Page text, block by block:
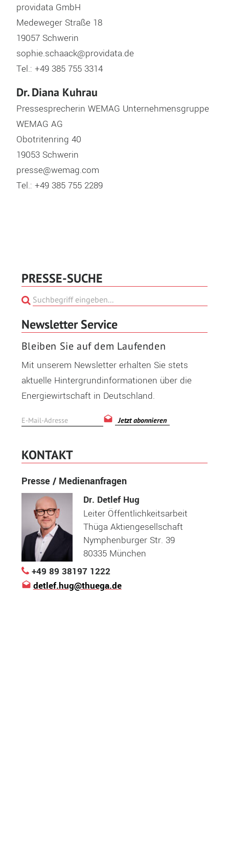
providata GmbH
Medeweger Straße 18
19057 Schwerin
sophie.schaack@providata.de
Tel.: +49 385 755 3314
Dr. Diana Kuhrau
Pressesprecherin WEMAG Unternehmensgruppe
WEMAG AG
Obotritenring 40
19053 Schwerin
presse@wemag.com
Tel.: +49 385 755 2289
PRESSE-SUCHE
Newsletter Service
Bleiben Sie auf dem Laufenden
Mit unserem Newsletter erhalten Sie stets
aktuelle Hintergrundinformationen über die
Energiewirtschaft in Deutschland.
Jetzt abonnieren
KONTAKT
Presse / Medienanfragen
Dr. Detlef Hug
Leiter Öffentlichkeitsarbeit
Thüga Aktiengesellschaft
Nymphenburger Str. 39
80335 München
+49 89 38197 1222
detlef.hug@thuega.de